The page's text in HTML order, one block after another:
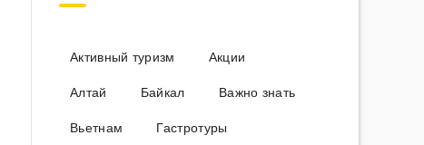
Активный туризм
Акции
Алтай
Байкал
Важно знать
Вьетнам
Гастротуры